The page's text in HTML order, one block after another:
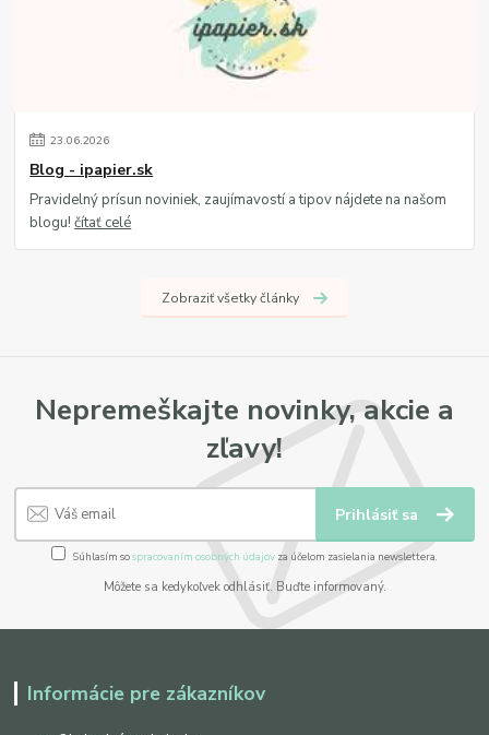
23.06.2026
Blog - ipapier.sk
Pravidelný prísun noviniek, zaujímavostí a tipov nájdete na našom
blogu!čítať celé
Zobraziť všetky články
Nepremeškajte novinky, akcie a
zľavy!
Prihlásiť sa
Súhlasím sospracovaním osobných údajov za účelom zasielania newslettera.
Môžete sa kedykoľvek odhlásiť. Buďte informovaný.
Informácie pre zákazníkov